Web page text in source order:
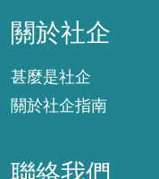
關於社企
甚麼是社企
關於社企指南
聯絡我們